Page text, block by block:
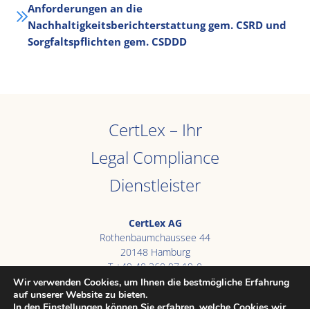
Anforderungen an die
Nachhaltigkeitsberichterstattung gem. CSRD und
Sorgfaltspflichten gem. CSDDD
CertLex – Ihr
Legal Compliance
Dienstleister
CertLex AG
Rothenbaumchaussee 44
20148 Hamburg
T +49 40 360 97 19-0
Einfo@certlex.de
Wir verwenden Cookies, um Ihnen die bestmögliche Erfahrung
auf unserer Website zu bieten.